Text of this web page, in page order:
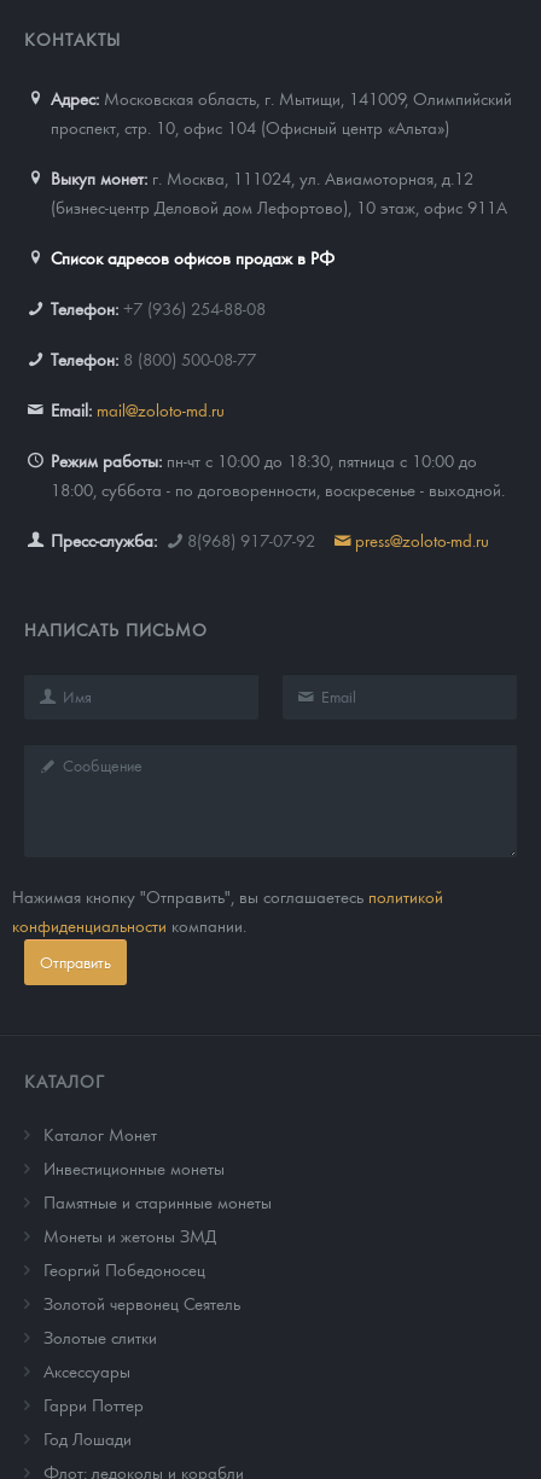
КОНТАКТЫ
Адрес: Московская область, г. Мытищи, 141009, Олимпийский
проспект, стр. 10, офис 104 (Офисный центр «Альта»)
Выкуп монет: г. Москва, 111024, ул. Авиамоторная, д.12
(бизнес-центр Деловой дом Лефортово), 10 этаж, офис 911А
Список адресов офисов продаж в РФ
Телефон: +7 (936) 254-88-08
Телефон: 8 (800) 500-08-77
Email: mail@zoloto-md.ru
Режим работы: пн-чт с 10:00 до 18:30, пятница с 10:00 до
18:00, суббота - по договоренности, воскресенье - выходной.
Пресс-служба: 8(968) 917-07-92 press@zoloto-md.ru
НАПИСАТЬ ПИСЬМО
Нажимая кнопку "Отправить", вы соглашаетесь политикой
конфиденциальности компании.
Отправить
КАТАЛОГ
Каталог Монет
Инвестиционные монеты
Памятные и старинные монеты
Монеты и жетоны ЗМД
Георгий Победоносец
Золотой червонец Сеятель
Золотые слитки
Аксессуары
Гарри Поттер
Год Лошади
Флот: ледоколы и корабли